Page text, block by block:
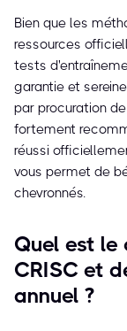
Bien que les
ressources
tests
garantie et
par procuration
fortement
réussi
vous permet de
chevronnés.
Quel est
CRISC et
annuel ?